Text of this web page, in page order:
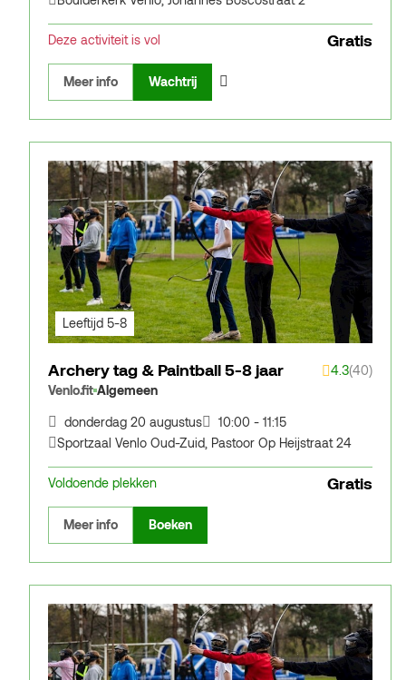
Deze activiteit is vol Gratis
Meer info Wachtrij
Leeftijd 5-8
Archery tag & Paintball 5-8 jaar 4.3(40)
Venlo.fit Algemeen
donderdag 20 augustus
10:00 - 11:15
Sportzaal Venlo Oud-Zuid
Pastoor Op Heijstraat 24
Voldoende plekken Gratis
Meer info Boeken